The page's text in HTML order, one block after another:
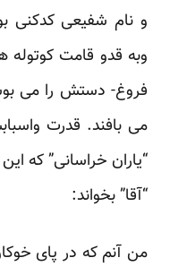
و نام شفیعی کدکنی
وبه قدو قامت کوتوله
فروغ- دستش را می
می بافند. قدرت
“یاران خراسانی” که
“آقا” بخواند:
من آنم که در پای